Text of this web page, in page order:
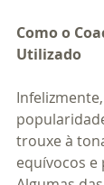
Como o
Utilizado
trouxe à
equívocos e